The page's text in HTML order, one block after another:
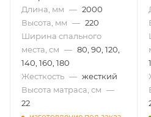
Длина, мм — 2000
Высота, мм — 220
Ширина спального
места, см — 80, 90, 120,
140, 160, 180
Жесткость — жесткий
Высота матраса, см —
22